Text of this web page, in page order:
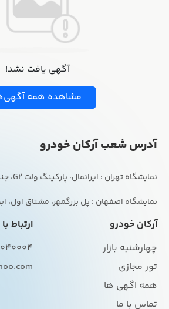
آگهی یافت نشد!
مشاهده همه
آدرس شعب آرکان خودرو
نمایشگاه اصفهان : پل بزرگمهر، مشتاق اول،
آرکان خودرو
چهارشنبه بازار
تور مجازی
همه اگهی ها
تماس با ما
ارتباط